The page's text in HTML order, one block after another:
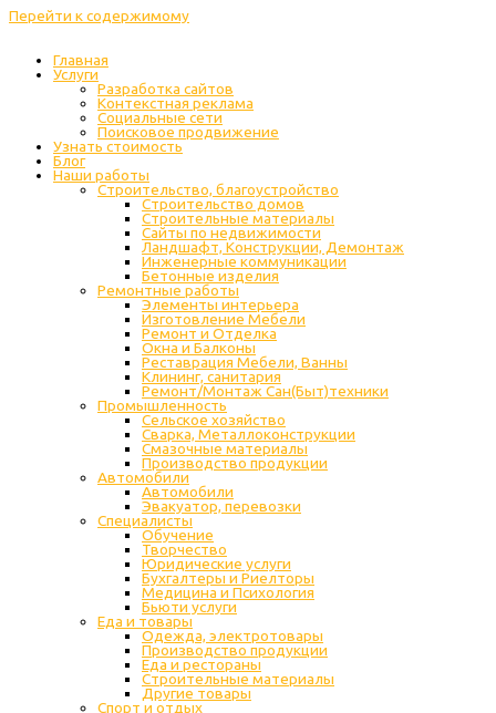
Перейти к содержимому
Главная
Услуги
Разработка сайтов
Контекстная реклама
Социальные сети
Поисковое продвижение
Узнать стоимость
Блог
Наши работы
Строительство, благоустройство
Строительство домов
Строительные материалы
Сайты по недвижимости
Ландшафт, Конструкции, Демонтаж
Инженерные коммуникации
Бетонные изделия
Ремонтные работы
Элементы интерьера
Изготовление Мебели
Ремонт и Отделка
Окна и Балконы
Реставрация Мебели, Ванны
Клининг, санитария
Ремонт/Монтаж Сан(Быт)техники
Промышленность
Cельское хозяйство
Сварка, Металлоконструкции
Cмазочные материалы
Производство продукции
Автомобили
Автомобили
Эвакуатор, перевозки
Специалисты
Обучение
Творчество
Юридические услуги
Бухгалтеры и Риелторы
Медицина и Психология
Бьюти услуги
Еда и товары
Одежда, электротовары
Производство продукции
Еда и рестораны
Строительные материалы
Другие товары
Спорт и отдых